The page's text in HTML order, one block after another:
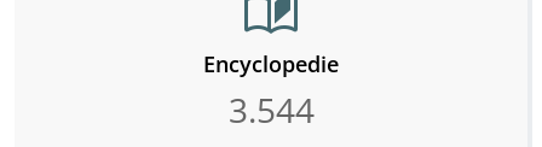
auto_stories
Encyclopedie
3.544